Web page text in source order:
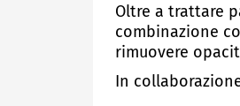
Oltre a trattare
combinazione
rimuovere
In